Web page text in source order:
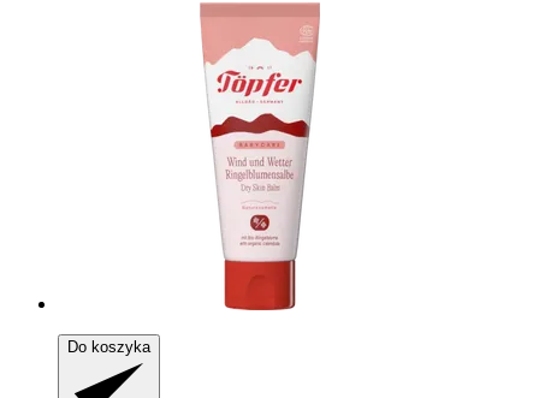
Do koszyka